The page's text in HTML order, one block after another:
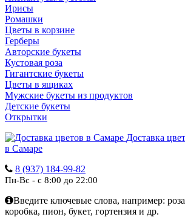
Ирисы
Ромашки
Цветы в корзине
Герберы
Авторские букеты
Кустовая роза
Гигантские букеты
Цветы в ящиках
Мужские букеты из продуктов
Детские букеты
Открытки
Доставка
в Самаре
8 (937) 184-99-82
Пн-Вс - с 8:00 до 22:00
Введите ключевые слова, например:
коробка, пион, букет, гортензия и др.